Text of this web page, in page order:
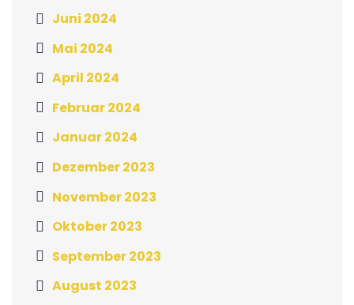
Juni 2024
Mai 2024
April 2024
Februar 2024
Januar 2024
Dezember 2023
November 2023
Oktober 2023
September 2023
August 2023